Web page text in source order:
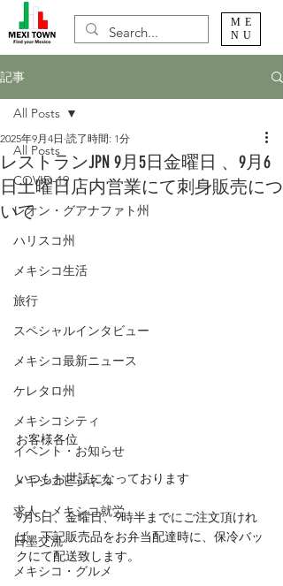
ME
NU
記事
All Posts
COVID-19
レオン・グアナファト州
ハリスコ州
メキシコ生活
旅行
スペシャルインタビュー
メキシコ最新ニュース
ケレタロ州
メキシコシティ
イベント・お知らせ
メキシコビジネス
求人・メキシコ就労
日墨交流
メキシコ・グルメ
All Posts
レストランJPN 9月5日金曜日 、9月6
日土曜日店内営業にて刺身販売につ
いて
2025年9月4日 読了時間: 1分
お客様各位
いつもお世話になっております
9月5日、金曜日、9時半までにご注文頂けれ
ば、下記販売品をお弁当配達時に、保冷バッ
クにて配送致します。